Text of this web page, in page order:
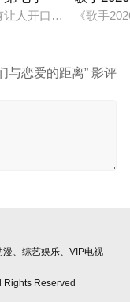
文具快闪店为场景的
让人开口就想跟唱的歌
《歌手
与恋爱的距离” 影评
、综艺娱乐、VIP电视
Reserved